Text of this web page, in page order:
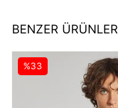
BENZER ÜRÜNLER
%33